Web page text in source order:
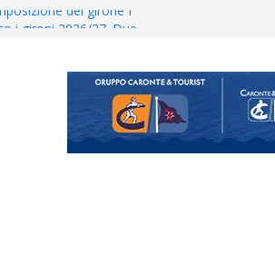
del girone I
si alzano i ritmi tra lavoro
Tourè è un nuovo
colpo per il reparto arretrato: